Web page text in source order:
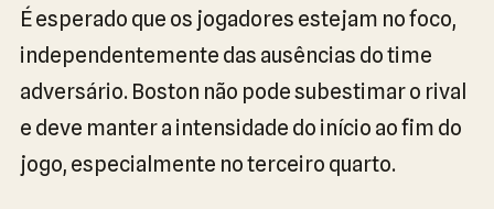
É esperado que os jogadores estejam no foco,
independentemente das ausências do time
adversário. Boston não pode subestimar o rival
e deve manter a intensidade do início ao fim do
jogo, especialmente no terceiro quarto.